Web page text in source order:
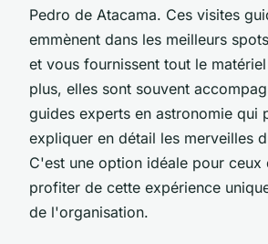
Pedro de Atacama. Ces visites
emmènent dans les meilleurs
et vous fournissent tout le
plus, elles sont souvent
guides experts en astronomie qui
expliquer en détail les merveilles
C'est une option idéale pour ceux
profiter de cette expérience
de l'organisation.